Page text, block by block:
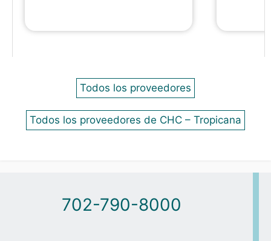
Todos los proveedores
Todos los proveedores de CHC – Tropicana
702-790-8000